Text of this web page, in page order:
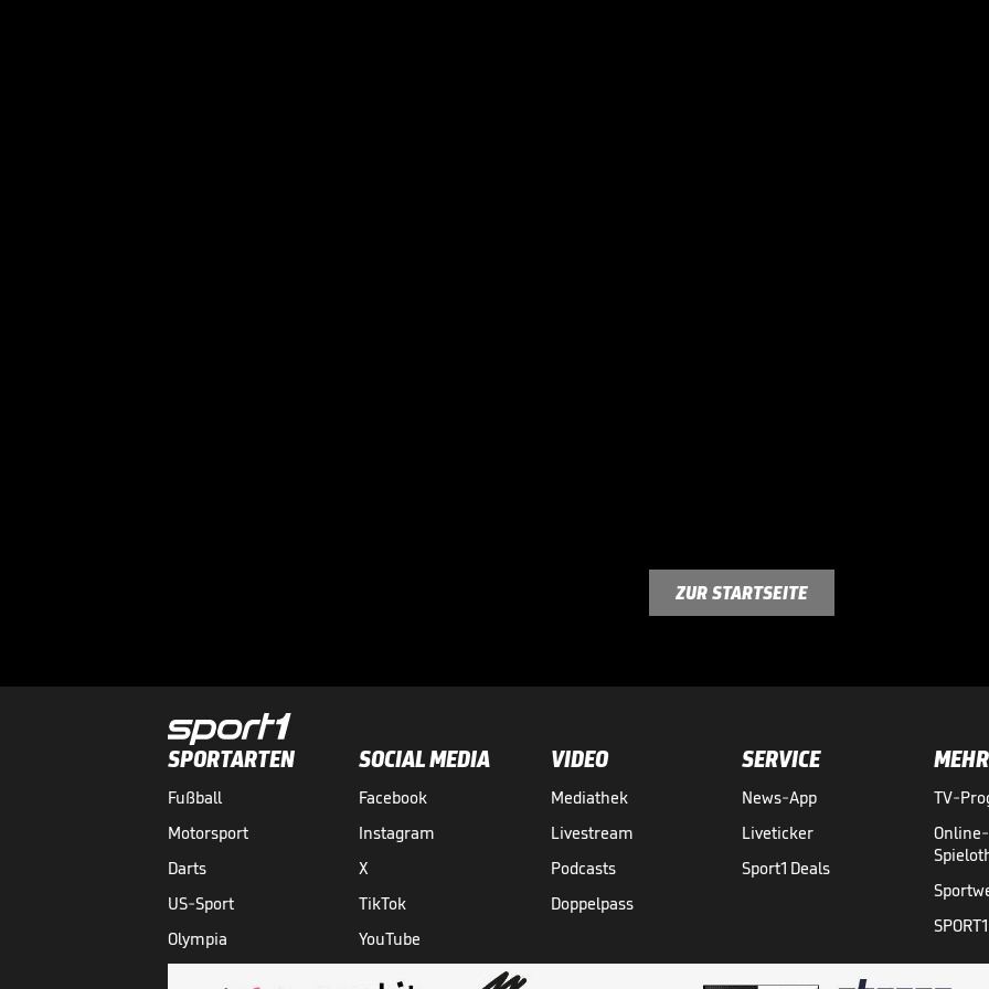
ZUR STARTSEITE
SPORTARTEN
Fußball
Motorsport
Darts
US-Sport
Olympia
SOCIAL MEDIA
Facebook
Instagram
X
TikTok
YouTube
VIDEO
Mediathek
Livestream
Podcasts
Doppelpass
SERVICE
News-App
Liveticker
Sport1 Deals
MEHR
TV-